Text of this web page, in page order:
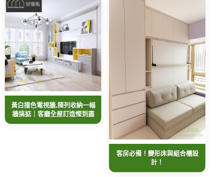
黃白撞色電視牆,陳列收納一幅
牆搞掂｜客廳全屋訂造慳到盡
客房必備！變形床與組合櫃設
計！